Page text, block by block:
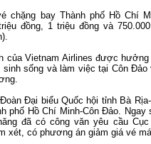
chặng bay Thành phố Hồ Chí
đồng, 1 triệu đồng và
của Vietnam Airlines được
sinh sống và làm việc tại Côn
Đại biểu Quốc hội tỉnh Bà
phố Hồ Chí Minh-Côn Đảo.
đã có công văn yêu cầu
xét, có phương án giảm giá vé